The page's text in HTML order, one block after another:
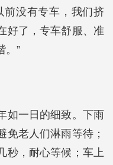
前没有专车，我们挤
好了，专车舒服、准
。”
如一日的细致。下雨
免老人们淋雨等待；
秒，耐心等候；车上